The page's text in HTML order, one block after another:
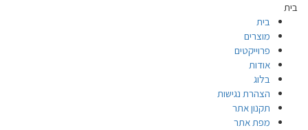
בית
בית
מוצרים
פרוייקטים
אודות
בלוג
הצהרת נגישות
תקנון אתר
מפת אתר